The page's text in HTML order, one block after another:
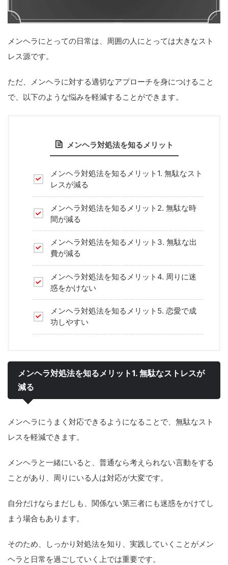
メンヘラにとっての日常は、周囲の人にとっては大きなスト
レス源です。
ただ、メンヘラに対する適切なアプローチを身につけること
で、以下のような悩みを軽減することができます。
メンヘラ対処法を知るメリット
メンヘラ対処法を知るメリット1. 無駄なスト
レスが減る
メンヘラ対処法を知るメリット2. 無駄な時
間が減る
メンヘラ対処法を知るメリット3. 無駄な出
費が減る
メンヘラ対処法を知るメリット4. 周りに迷
惑をかけない
メンヘラ対処法を知るメリット5. 恋愛で成
功しやすい
メンヘラ対処法を知るメリット1. 無駄なストレスが
減る
メンヘラにうまく対応できるようになることで、無駄なスト
レスを軽減できます。
メンヘラと一緒にいると、普通なら考えられない言動をする
ことがあり、周りにいる人は対応が大変です。
自分だけならまだしも、関係ない第三者にも迷惑をかけてし
まう場合もあります。
そのため、しっかり対処法を知り、実践していくことがメン
ヘラと日常を過ごしていく上では重要です。